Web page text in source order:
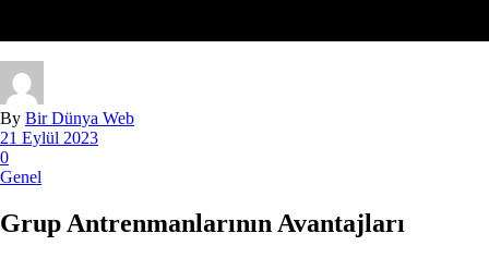
By Bir Dünya Web
21 Eylül 2023
0
Genel
Grup Antrenmanlarının Avantajları